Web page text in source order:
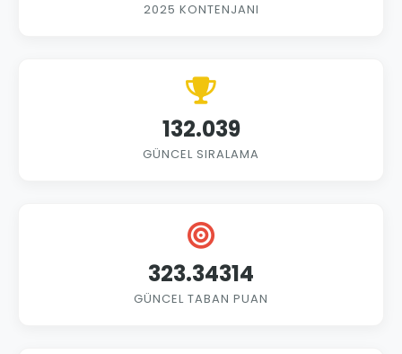
2025 KONTENJANI
132.039
GÜNCEL SIRALAMA
323.34314
GÜNCEL TABAN PUAN